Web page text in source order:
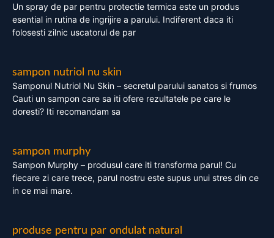
Un spray de par pentru protectie termica este un produs
esential in rutina de ingrijire a parului. Indiferent daca iti
folosesti zilnic uscatorul de par
sampon nutriol nu skin
Samponul Nutriol Nu Skin – secretul parului sanatos si frumos
Cauti un sampon care sa iti ofere rezultatele pe care le
doresti? Iti recomandam sa
sampon murphy
Sampon Murphy – produsul care iti transforma parul! Cu
fiecare zi care trece, parul nostru este supus unui stres din ce
in ce mai mare.
produse pentru par ondulat natural